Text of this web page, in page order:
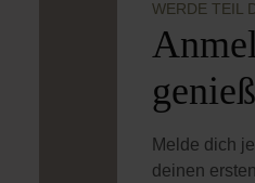
WERDE TEIL
Melde dich
deinen